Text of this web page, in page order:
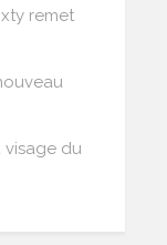
remet
visage du